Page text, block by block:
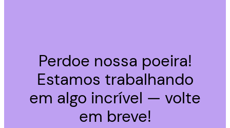
Perdoe nossa poeira!
Estamos trabalhando
em algo incrível — volte
em breve!